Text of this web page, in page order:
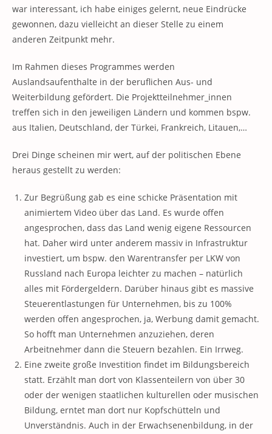
war interessant, ich habe einiges gelernt, neue Eindrücke
gewonnen, dazu vielleicht an dieser Stelle zu einem
anderen Zeitpunkt mehr.
Im Rahmen dieses Programmes werden
Auslandsaufenthalte in der beruflichen Aus- und
Weiterbildung gefördert. Die Projektteilnehmer_innen
treffen sich in den jeweiligen Ländern und kommen bspw.
aus Italien, Deutschland, der Türkei, Frankreich, Litauen,…
Drei Dinge scheinen mir wert, auf der politischen Ebene
heraus gestellt zu werden:
Zur Begrüßung gab es eine schicke Präsentation mit
animiertem Video über das Land. Es wurde offen
angesprochen, dass das Land wenig eigene Ressourcen
hat. Daher wird unter anderem massiv in Infrastruktur
investiert, um bspw. den Warentransfer per LKW von
Russland nach Europa leichter zu machen – natürlich
alles mit Fördergeldern. Darüber hinaus gibt es massive
Steuerentlastungen für Unternehmen, bis zu 100%
werden offen angesprochen, ja, Werbung damit gemacht.
So hofft man Unternehmen anzuziehen, deren
Arbeitnehmer dann die Steuern bezahlen. Ein Irrweg.
Eine zweite große Investition findet im Bildungsbereich
statt. Erzählt man dort von Klassenteilern von über 30
oder der wenigen staatlichen kulturellen oder musischen
Bildung, erntet man dort nur Kopfschütteln und
Unverständnis. Auch in der Erwachsenenbildung, in der